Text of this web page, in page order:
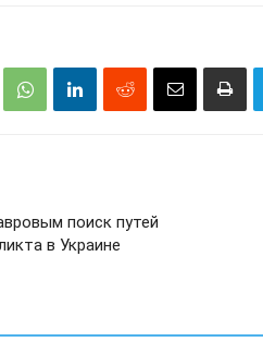
поиск путей
в Украине